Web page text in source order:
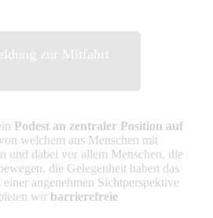
zur Mitfahrt
Podest an zentraler Position auf
welchem aus Menschen mit
und dabei vor allem Menschen, die
die Gelegenheit haben das
angenehmen Sichtperspektive
wir barrierefreie